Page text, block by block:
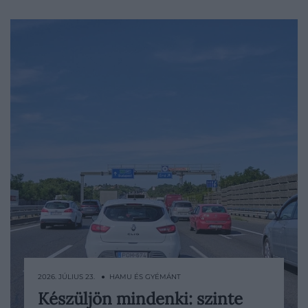
2026. JÚLIUS 23. ● HAMU ÉS GYÉMÁNT
Készüljön mindenki: szinte